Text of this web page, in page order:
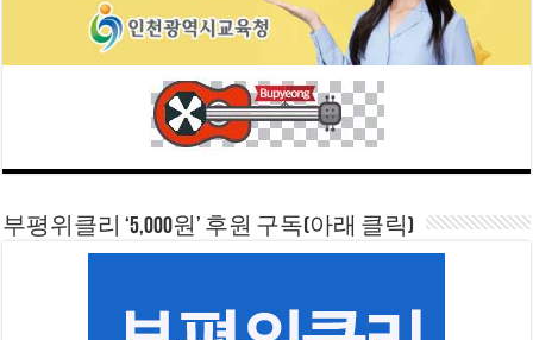
부평위클리 ‘5,000원’ 후원 구독(아래 클릭)